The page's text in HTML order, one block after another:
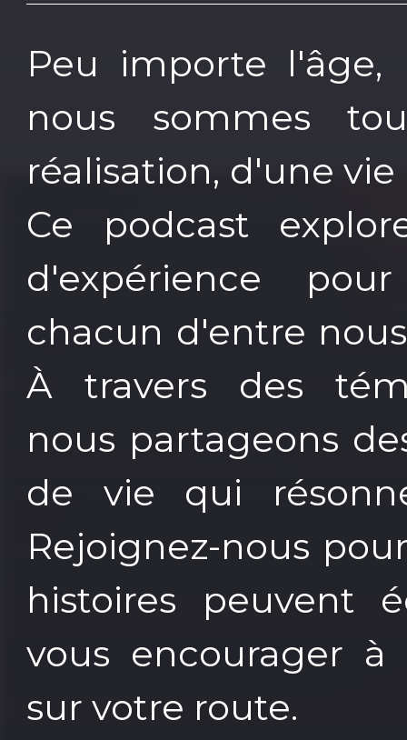
Peu importe l'âge,
nous sommes
réalisation, d'une
Ce podcast
d'expérience
chacun d'entre
À travers des
nous partageons
de vie qui
Rejoignez-nous
histoires peuvent
vous encourager à
sur votre route.